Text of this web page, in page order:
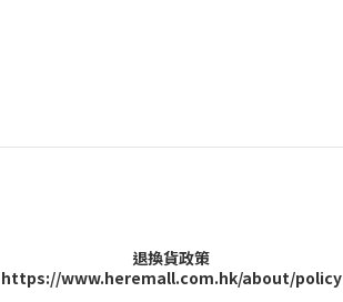
退換貨政策
https://www.heremall.com.hk/about/policy